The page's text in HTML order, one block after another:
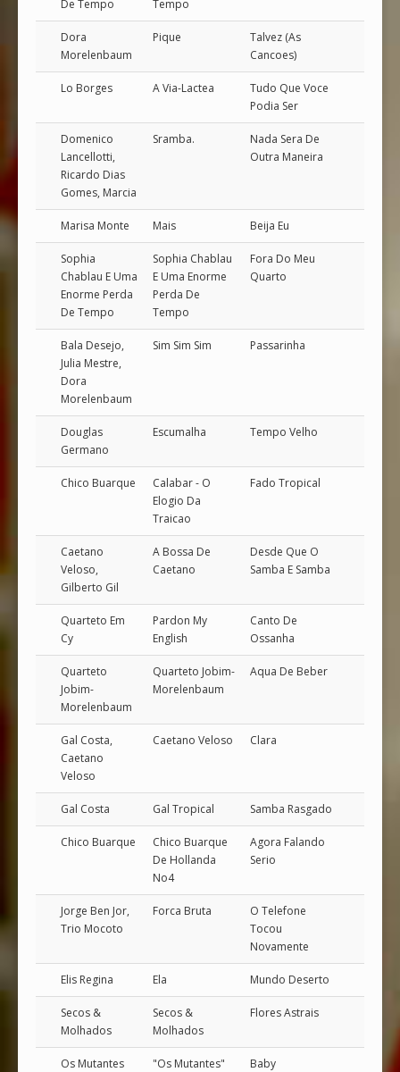
De Tempo
Tempo
Dora
Morelenbaum
Pique
Talvez (As
Cancoes)
Lo Borges A Via-Lactea
Tudo Que Voce
Podia Ser
Domenico
Lancellotti,
Ricardo Dias
Gomes, Marcia
Sramba.
Nada Sera De
Outra Maneira
Marisa Monte Mais Beija Eu
Sophia
Chablau E Uma
Enorme Perda
De Tempo
Sophia Chablau
E Uma Enorme
Perda De
Tempo
Fora Do Meu
Quarto
Bala Desejo,
Julia Mestre,
Dora
Morelenbaum
Sim Sim Sim Passarinha
Douglas
Germano
Escumalha Tempo Velho
Chico Buarque
Calabar - O
Elogio Da
Traicao
Fado Tropical
Caetano
Veloso,
Gilberto Gil
A Bossa De
Caetano
Desde Que O
Samba E Samba
Quarteto Em
Cy
Pardon My
English
Canto De
Ossanha
Quarteto
Jobim-
Morelenbaum
Quarteto Jobim-
Morelenbaum
Aqua De Beber
Gal Costa,
Caetano
Veloso
Caetano Veloso Clara
Gal Costa Gal Tropical Samba Rasgado
Chico Buarque
Chico Buarque
De Hollanda
No4
Agora Falando
Serio
Jorge Ben Jor,
Trio Mocoto
Forca Bruta
O Telefone
Tocou
Novamente
Elis Regina Ela Mundo Deserto
Secos &
Molhados
Secos &
Molhados
Flores Astrais
Os Mutantes "Os Mutantes" Baby